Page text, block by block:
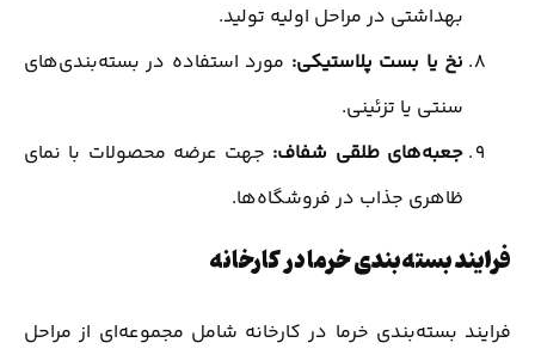
بهداشتی در مراحل اولیه تولید.
نخ یا بست پلاستیکی: مورد استفاده در بسته‌بندی‌های
سنتی یا تزئینی.
جعبه‌های طلقی شفاف: جهت عرضه محصولات با نمای
ظاهری جذاب در فروشگاه‌ها.
فرایند بسته‌بندی خرما در کارخانه
فرایند بسته‌بندی خرما در کارخانه شامل مجموعه‌ای از مراحل